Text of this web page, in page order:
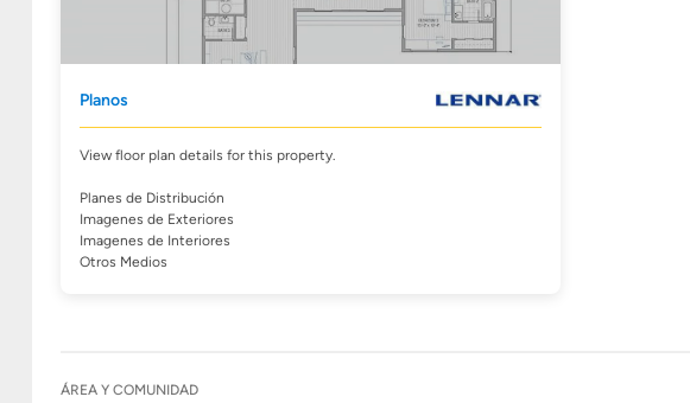
Planos
View floor plan details for this property.
Planes de Distribución
Imagenes de Exteriores
Imagenes de Interiores
Otros Medios
ÁREA Y COMUNIDAD